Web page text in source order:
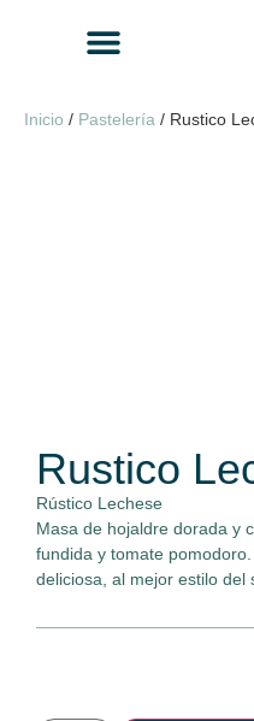
Inicio / Pastelería / Rustico
Rustico
Rústico Lechese
Masa de hojaldre dorada y
fundida y tomate
deliciosa, al mejor estilo del